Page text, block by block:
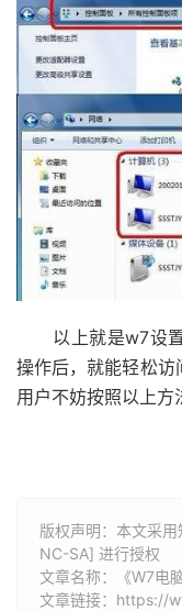
以上就是w7设置
操作后，就能轻松访
用户不妨按照以上方
版权声明：本文采
NC-SA] 进行授权
文章名称：《W7电
文章链接： https://